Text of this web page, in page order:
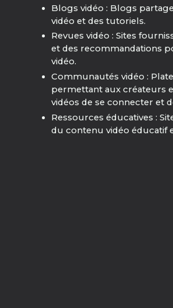
Blogs vidéo : Blogs
vidéo et des tutoriels.
Revues vidéo : Sites
et des recommandations
vidéo.
Communautés vidéo :
permettant aux créateurs
vidéos de se connecter et
Ressources éducatives :
du contenu vidéo éducatif